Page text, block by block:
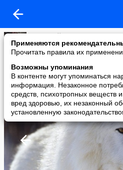
Применяются
Прочитать правила их
Возможны упоминания
В контенте могут упоминаться
информация. Незаконное
средств, психотропных веществ
вред здоровью, их незаконный
установленную
Бешиный
added a photo
05 Feb в 18:49